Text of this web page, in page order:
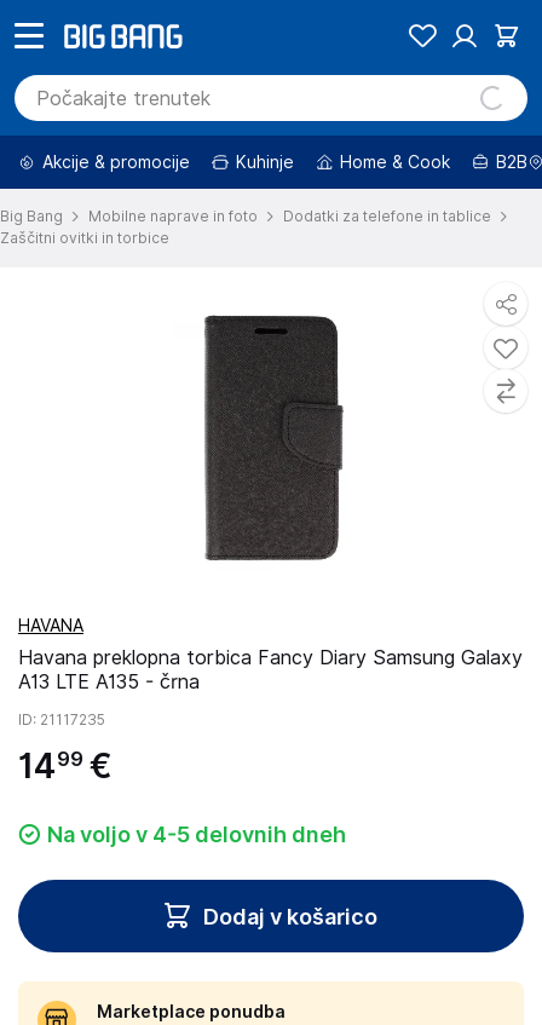
Akcije & promocije Kuhinje Home & Cook B2B
Big Bang Mobilne naprave in foto
Dodatki za telefone in tablice
Zaščitni ovitki in torbice
HAVANA
Havana preklopna torbica Fancy Diary Samsung Galaxy
A13 LTE A135 - črna
ID: 21117235
1499 €
Na voljo v 4-5 delovnih dneh
Dodaj v košarico
Marketplace ponudba